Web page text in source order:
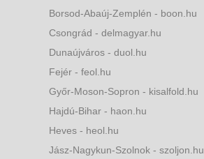
Borsod-Abaúj-Zemplén - boon.hu
Csongrád - delmagyar.hu
Dunaújváros - duol.hu
Fejér - feol.hu
Győr-Moson-Sopron - kisalfold.hu
Hajdú-Bihar - haon.hu
Heves - heol.hu
Jász-Nagykun-Szolnok - szoljon.hu